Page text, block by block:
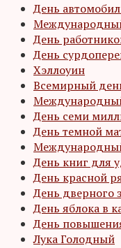
День
День
День
Хэллоуин
Всемирный
День семи
День темной
День книг для
День красной
День дверного
День яблока в
День
Лука Голодный